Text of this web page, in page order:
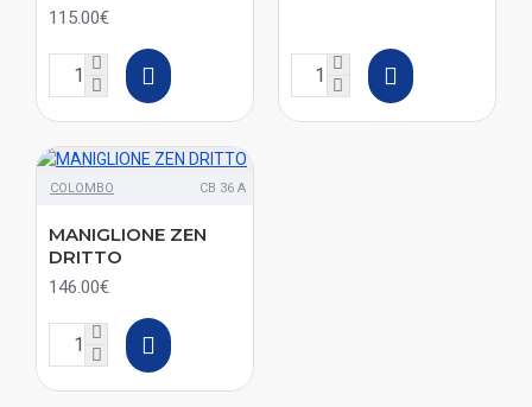
115.00€
COLOMBO CB 36 A
MANIGLIONE ZEN
DRITTO
146.00€